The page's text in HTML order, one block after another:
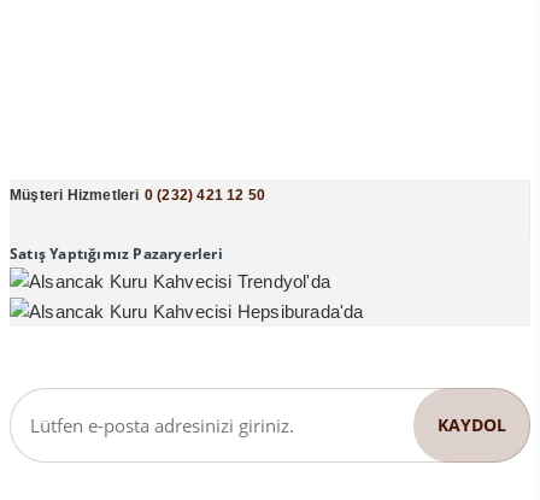
Müşteri Hizmetleri 0 (232) 421 12 50
Satış Yaptığımız Pazaryerleri